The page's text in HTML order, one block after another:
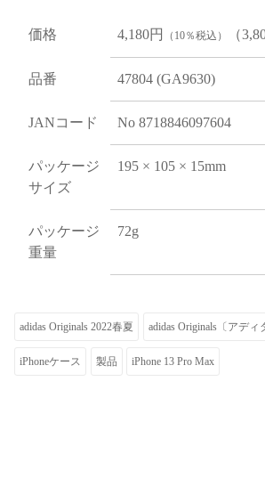
価格 4,180円 （10％税込） （
品番 47804 (GA9630)
JANコード No 8718846097604
パッケージ
サイズ
195 × 105 × 15mm
パッケージ
重量
72g
adidas Originals 2022春夏 adidas Originals〔アディ
iPhoneケース 製品 iPhone 13 Pro Max